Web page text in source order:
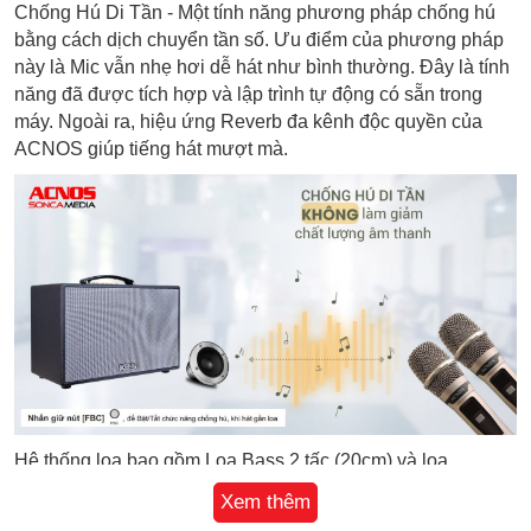
Chống Hú Di Tần - Một tính năng phương pháp chống hú
bằng cách dịch chuyển tần số. Ưu điểm của phương pháp
này là Mic vẫn nhẹ hơi dễ hát như bình thường. Đây là tính
năng đã được tích hợp và lập trình tự động có sẵn trong
máy. Ngoài ra, hiệu ứng Reverb đa kênh độc quyền của
ACNOS giúp tiếng hát mượt mà.
Hệ thống loa bao gồm Loa Bass 2 tấc (20cm) và loa
Tweeter. 2 Micro UHF vỏ nhôm sang trọng, nhẹ hơi dễ hát.
Công suất thực RMS 70W (max). Công nghệ Bluetooth 5.0
Xem thêm